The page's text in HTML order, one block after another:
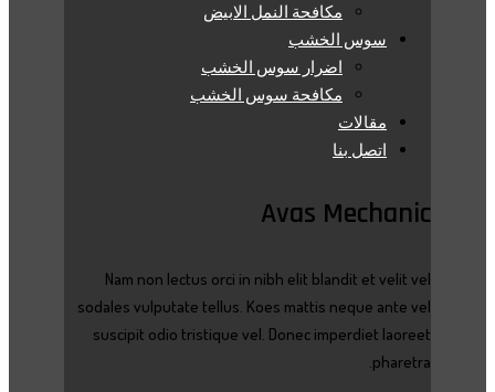
مكافحة النمل الابيض
سوس الخشب
اضرار سوس الخشب
مكافحة سوس الخشب
مقالات
اتصل بنا
Avas Mechanic
Nam non lectus orci in nibh elit blandit et velit vel
sodales vulputate tellus. Koes mattis neque ante vel
suscipit odio tristique vel. Donec imperdiet laoreet
pharetra.